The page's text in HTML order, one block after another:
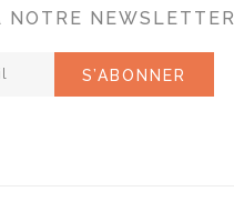
NOTRE NEWSLETTER